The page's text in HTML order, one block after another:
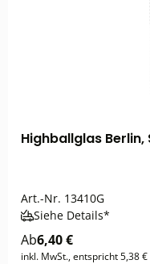
Highballglas
Art.-Nr. 13410G
Siehe Details*
Ab6,40 €
inkl. MwSt., entspricht 5,38